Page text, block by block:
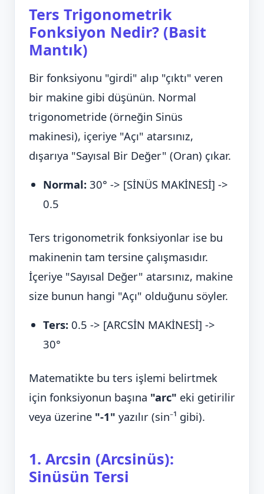
Ters Trigonometrik
Fonksiyon Nedir? (Basit
Mantık)
Bir fonksiyonu "girdi" alıp "çıktı" veren
bir makine gibi düşünün. Normal
trigonometride (örneğin Sinüs
makinesi), içeriye "Açı" atarsınız,
dışarıya "Sayısal Bir Değer" (Oran) çıkar.
Normal: 30° -> [SİNÜS MAKİNESİ] ->
0.5
Ters trigonometrik fonksiyonlar ise bu
makinenin tam tersine çalışmasıdır.
İçeriye "Sayısal Değer" atarsınız, makine
size bunun hangi "Açı" olduğunu söyler.
Ters: 0.5 -> [ARCSİN MAKİNESİ] ->
30°
Matematikte bu ters işlemi belirtmek
için fonksiyonun başına "arc" eki getirilir
veya üzerine "-1" yazılır (sin⁻¹ gibi).
1. Arcsin (Arcsinüs):
Sinüsün Tersi